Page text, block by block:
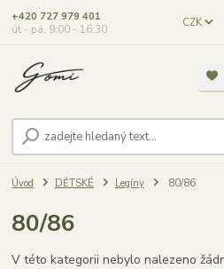
CZK
+420 727 979 401
út - pá, 9:00 - 16:30
Úvod DĚTSKÉ Legíny 80/86
80/86
V této kategorii nebylo nalezeno